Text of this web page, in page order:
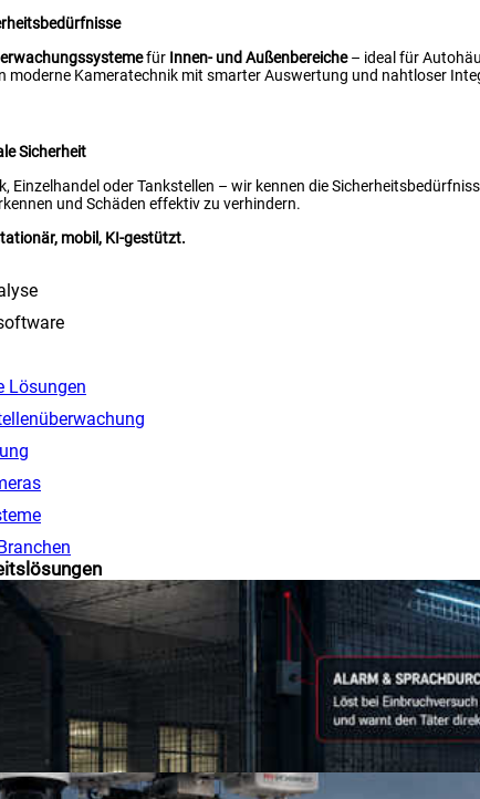
für Innen- und Außenbereiche– ideal für
moderne Kameratechnik mit smarter Auswertung und nahtloser
Sicherheit
Einzelhandel oder Tankstellen – wir kennen die
und Schäden effektiv zu verhindern.
mobil, KI-gestützt.
Lösungen